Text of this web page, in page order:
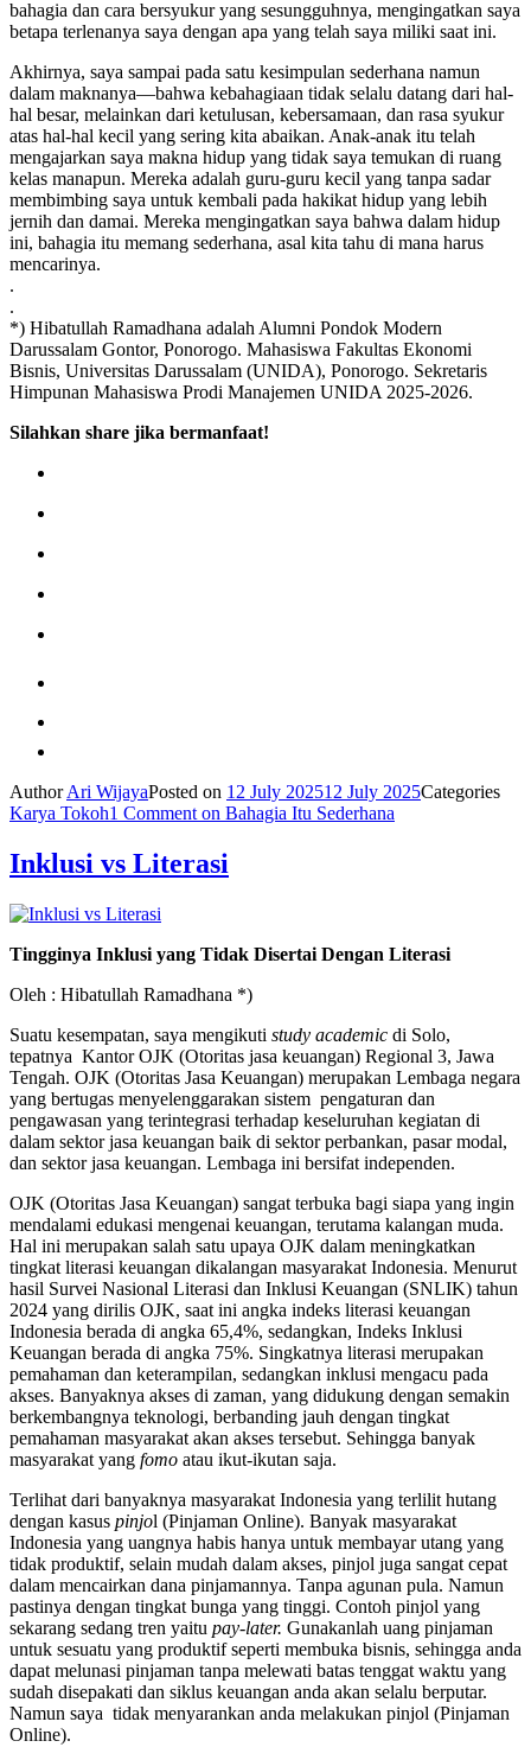
bahagia dan cara bersyukur yang sesungguhnya, mengingatkan saya
betapa terlenanya saya dengan apa yang telah saya miliki saat ini.
Akhirnya, saya sampai pada satu kesimpulan sederhana namun
dalam maknanya—bahwa kebahagiaan tidak selalu datang dari hal-
hal besar, melainkan dari ketulusan, kebersamaan, dan rasa syukur
atas hal-hal kecil yang sering kita abaikan. Anak-anak itu telah
mengajarkan saya makna hidup yang tidak saya temukan di ruang
kelas manapun. Mereka adalah guru-guru kecil yang tanpa sadar
membimbing saya untuk kembali pada hakikat hidup yang lebih
jernih dan damai. Mereka mengingatkan saya bahwa dalam hidup
ini, bahagia itu memang sederhana, asal kita tahu di mana harus
mencarinya.
.
.
*) Hibatullah Ramadhana adalah Alumni Pondok Modern
Darussalam Gontor, Ponorogo. Mahasiswa Fakultas Ekonomi
Bisnis, Universitas Darussalam (UNIDA), Ponorogo. Sekretaris
Himpunan Mahasiswa Prodi Manajemen UNIDA 2025-2026.
Silahkan share jika bermanfaat!
AuthorAri WijayaPosted on 12 July 202512 July 2025Categories
Karya Tokoh1 Comment on Bahagia Itu Sederhana
Inklusi vs Literasi
Tingginya Inklusi yang Tidak Disertai Dengan Literasi
Oleh : Hibatullah Ramadhana *)
Suatu kesempatan, saya mengikuti study academic di Solo,
tepatnya Kantor OJK (Otoritas jasa keuangan) Regional 3, Jawa
Tengah. OJK (Otoritas Jasa Keuangan) merupakan Lembaga negara
yang bertugas menyelenggarakan sistem pengaturan dan
pengawasan yang terintegrasi terhadap keseluruhan kegiatan di
dalam sektor jasa keuangan baik di sektor perbankan, pasar modal,
dan sektor jasa keuangan. Lembaga ini bersifat independen.
OJK (Otoritas Jasa Keuangan) sangat terbuka bagi siapa yang ingin
mendalami edukasi mengenai keuangan, terutama kalangan muda.
Hal ini merupakan salah satu upaya OJK dalam meningkatkan
tingkat literasi keuangan dikalangan masyarakat Indonesia. Menurut
hasil Survei Nasional Literasi dan Inklusi Keuangan (SNLIK) tahun
2024 yang dirilis OJK, saat ini angka indeks literasi keuangan
Indonesia berada di angka 65,4%, sedangkan, Indeks Inklusi
Keuangan berada di angka 75%. Singkatnya literasi merupakan
pemahaman dan keterampilan, sedangkan inklusi mengacu pada
akses. Banyaknya akses di zaman, yang didukung dengan semakin
berkembangnya teknologi, berbanding jauh dengan tingkat
pemahaman masyarakat akan akses tersebut. Sehingga banyak
masyarakat yang fomo atau ikut-ikutan saja.
Terlihat dari banyaknya masyarakat Indonesia yang terlilit hutang
dengan kasus pinjol (Pinjaman Online). Banyak masyarakat
Indonesia yang uangnya habis hanya untuk membayar utang yang
tidak produktif, selain mudah dalam akses, pinjol juga sangat cepat
dalam mencairkan dana pinjamannya. Tanpa agunan pula. Namun
pastinya dengan tingkat bunga yang tinggi. Contoh pinjol yang
sekarang sedang tren yaitu pay-later. Gunakanlah uang pinjaman
untuk sesuatu yang produktif seperti membuka bisnis, sehingga anda
dapat melunasi pinjaman tanpa melewati batas tenggat waktu yang
sudah disepakati dan siklus keuangan anda akan selalu berputar.
Namun saya tidak menyarankan anda melakukan pinjol (Pinjaman
Online).